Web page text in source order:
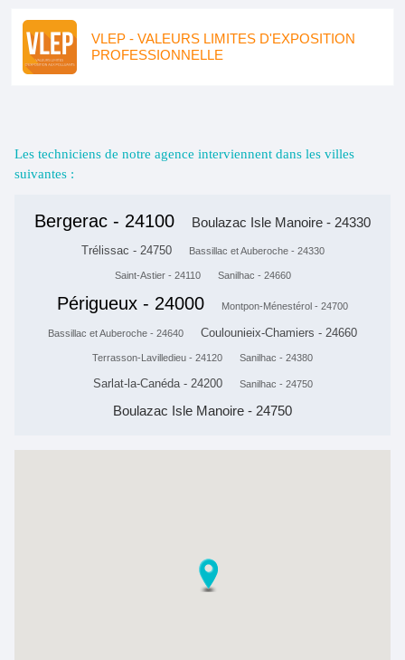
VLEP - VALEURS LIMITES D'EXPOSITION
PROFESSIONNELLE
Les techniciens de notre agence interviennent dans les villes
suivantes :
Bergerac - 24100 Boulazac Isle Manoire - 24330
Trélissac - 24750 Bassillac et Auberoche - 24330
Saint-Astier - 24110 Sanilhac - 24660
Périgueux - 24000 Montpon-Ménestérol - 24700
Bassillac et Auberoche - 24640 Coulounieix-Chamiers - 24660
Terrasson-Lavilledieu - 24120 Sanilhac - 24380
Sarlat-la-Canéda - 24200 Sanilhac - 24750
Boulazac Isle Manoire - 24750